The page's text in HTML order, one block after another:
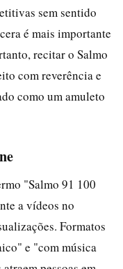
sem sentido
é mais importante
recitar o Salmo
com reverência e
como um amuleto
"Salmo 91 100
a vídeos no
Formatos
e "com música